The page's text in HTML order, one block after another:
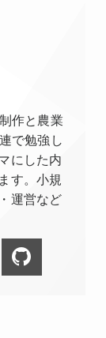
作と農業
で勉強し
にした内
す。小規
運営など